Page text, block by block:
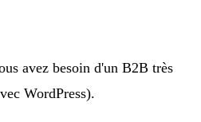
avez besoin d'un B2B très
WordPress).